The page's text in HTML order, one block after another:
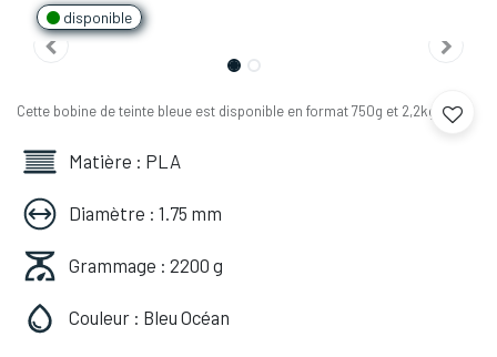
disponible
Cette bobine de teinte bleue est disponible en format 750g et 2,2kg.
Matière : PLA
Diamètre : 1.75 mm
Grammage : 2200 g
Couleur : Bleu Océan